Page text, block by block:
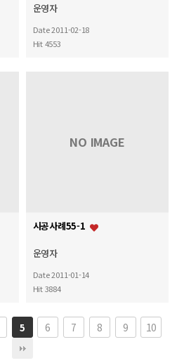
운영자
Date 2011-02-18
Hit 4553
NO IMAGE
시공사례55-1
운영자
Date 2011-01-14
Hit 3884
5 6 7 8 9 10